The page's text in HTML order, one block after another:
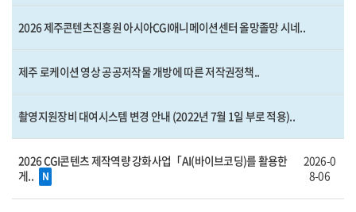
2026 제주콘텐츠진흥원 아시아CGI애니메이션센터 올망졸망 시네..
제주 로케이션 영상 공공저작물 개방에 따른 저작권정책..
촬영지원장비 대여시스템 변경 안내 (2022년 7월 1일 부로 적용)..
2026 CGI콘텐츠 제작역량 강화사업「AI(바이브코딩)를 활용한
게..
N
2026-0
8-06